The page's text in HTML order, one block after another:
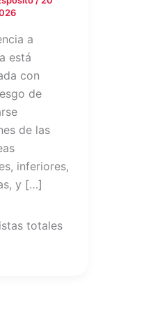
a
está
con
de
de las
inferiores,
y […]
totales